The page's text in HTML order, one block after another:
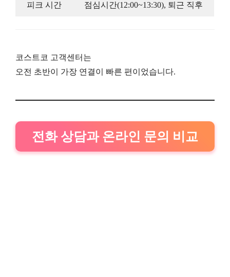
피크 시간 점심시간(12:00~13:30), 퇴근 직후
코스트코 고객센터는
오전 초반이 가장 연결이 빠른 편이었습니다.
전화 상담과 온라인 문의 비교